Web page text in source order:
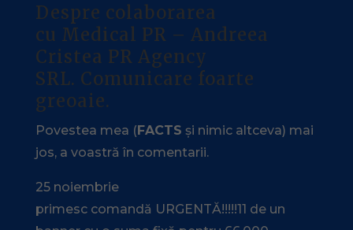
Despre colaborarea
cu Medical PR – Andreea
Cristea PR Agency
SRL. Comunicare foarte
greoaie.
Povestea mea (FACTS și nimic altceva) mai
jos, a voastră în comentarii.
25 noiembrie
primesc comandă URGENTĂ!!!!!11 de un